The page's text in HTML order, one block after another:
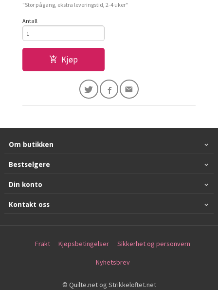
"Stor pågang, ekstra leveringstid, 2-4 uker"
Antall
Kjøp
Om butikken
Bestselgere
Din konto
Kontakt oss
Frakt Kjøpsbetingelser Sikkerhet og personvern
Nyhetsbrev
© Quilte.net og Strikkeloftet.net